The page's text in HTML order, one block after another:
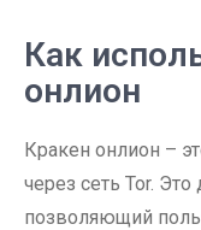
Как
онлион
Кракен онлион –
через сеть Tor.
позволяющий